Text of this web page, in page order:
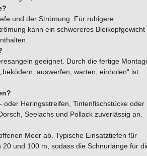
und der Strömung. Für ruhigere
kann ein schwereres Bleikopfgewicht
geeignet. Durch die fertige
auswerfen, warten, einholen“ ist
Heringsstreifen, Tintenfischstücke oder
Seelachs und Pollack zuverlässig an.
Meer ab. Typische Einsatztiefen für
und 100 m, sodass die Schnurlänge für